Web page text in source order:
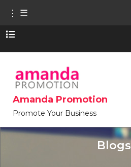
Skip to the content
Amanda Promotion
Promote Your Business
Blogs
⋮ ☰